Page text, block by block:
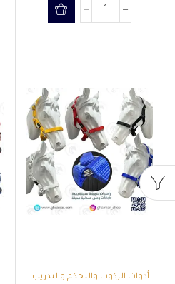
أدوات الركوب والتحكم والتدريب,